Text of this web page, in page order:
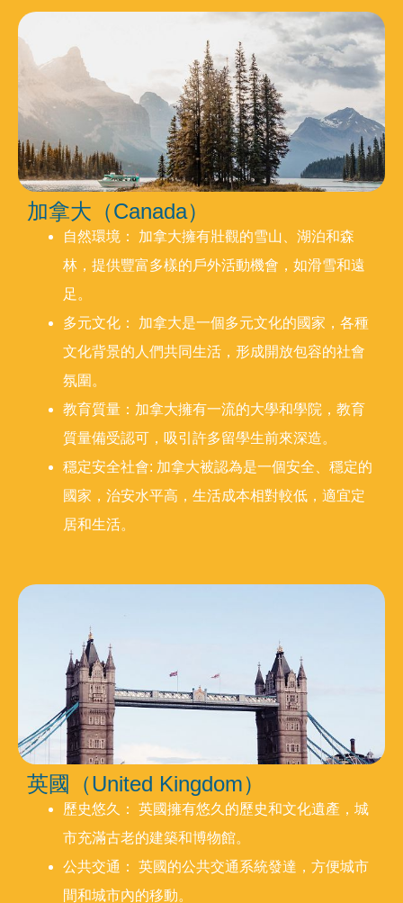
加拿大（Canada）
自然環境： 加拿大擁有壯觀的雪山、湖泊和森
林，提供豐富多樣的戶外活動機會，如滑雪和遠
足。
多元文化： 加拿大是一個多元文化的國家，各種
文化背景的人們共同生活，形成開放包容的社會
氛圍。
教育質量：加拿大擁有一流的大學和學院，教育
質量備受認可，吸引許多留學生前來深造。
穩定安全社會: 加拿大被認為是一個安全、穩定的
國家，治安水平高，生活成本相對較低，適宜定
居和生活。
英國（United Kingdom）
歷史悠久： 英國擁有悠久的歷史和文化遺產，城
市充滿古老的建築和博物館。
公共交通： 英國的公共交通系統發達，方便城市
間和城市內的移動。